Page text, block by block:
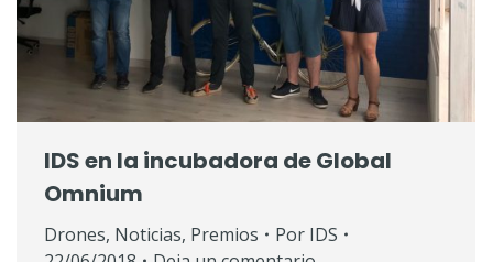
IDS en la incubadora de Global
Omnium
Drones, Noticias, Premios Por IDS